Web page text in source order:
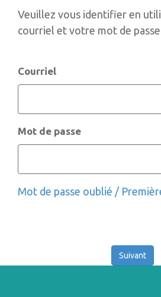
Veuillez vous identifier en
courriel et votre mot de
Courriel
Mot de passe
Mot de passe oublié /